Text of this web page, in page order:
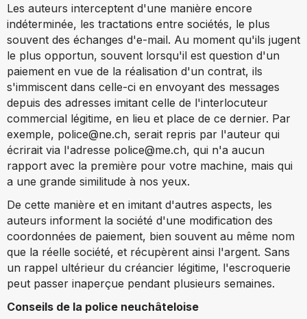
Les auteurs interceptent d'une manière encore
indéterminée, les tractations entre sociétés, le plus
souvent des échanges d'e-mail. Au moment qu'ils jugent
le plus opportun, souvent lorsqu'il est question d'un
paiement en vue de la réalisation d'un contrat, ils
s'immiscent dans celle-ci en envoyant des messages
depuis des adresses imitant celle de l'interlocuteur
commercial légitime, en lieu et place de ce dernier. Par
exemple, police@ne.ch, serait repris par l'auteur qui
écrirait via l'adresse police@me.ch, qui n'a aucun
rapport avec la première pour votre machine, mais qui
a une grande similitude à nos yeux.
De cette manière et en imitant d'autres aspects, les
auteurs informent la société d'une modification des
coordonnées de paiement, bien souvent au même nom
que la réelle société, et récupèrent ainsi l'argent. Sans
un rappel ultérieur du créancier légitime, l'escroquerie
peut passer inaperçue pendant plusieurs semaines.
Conseils de la police neuchâteloise